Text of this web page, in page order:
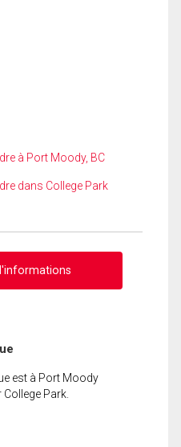
à Port Moody, BC
dans College Park
est à Port Moody
Park.